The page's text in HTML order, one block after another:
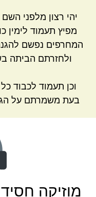
יהי רצון מלפני
מפיץ תעמוד לימין
המחרפים נפשם
ולחזרתם הביתה
וכן תעמוד לכבוד
בעת משמרתם על
מוזיקה